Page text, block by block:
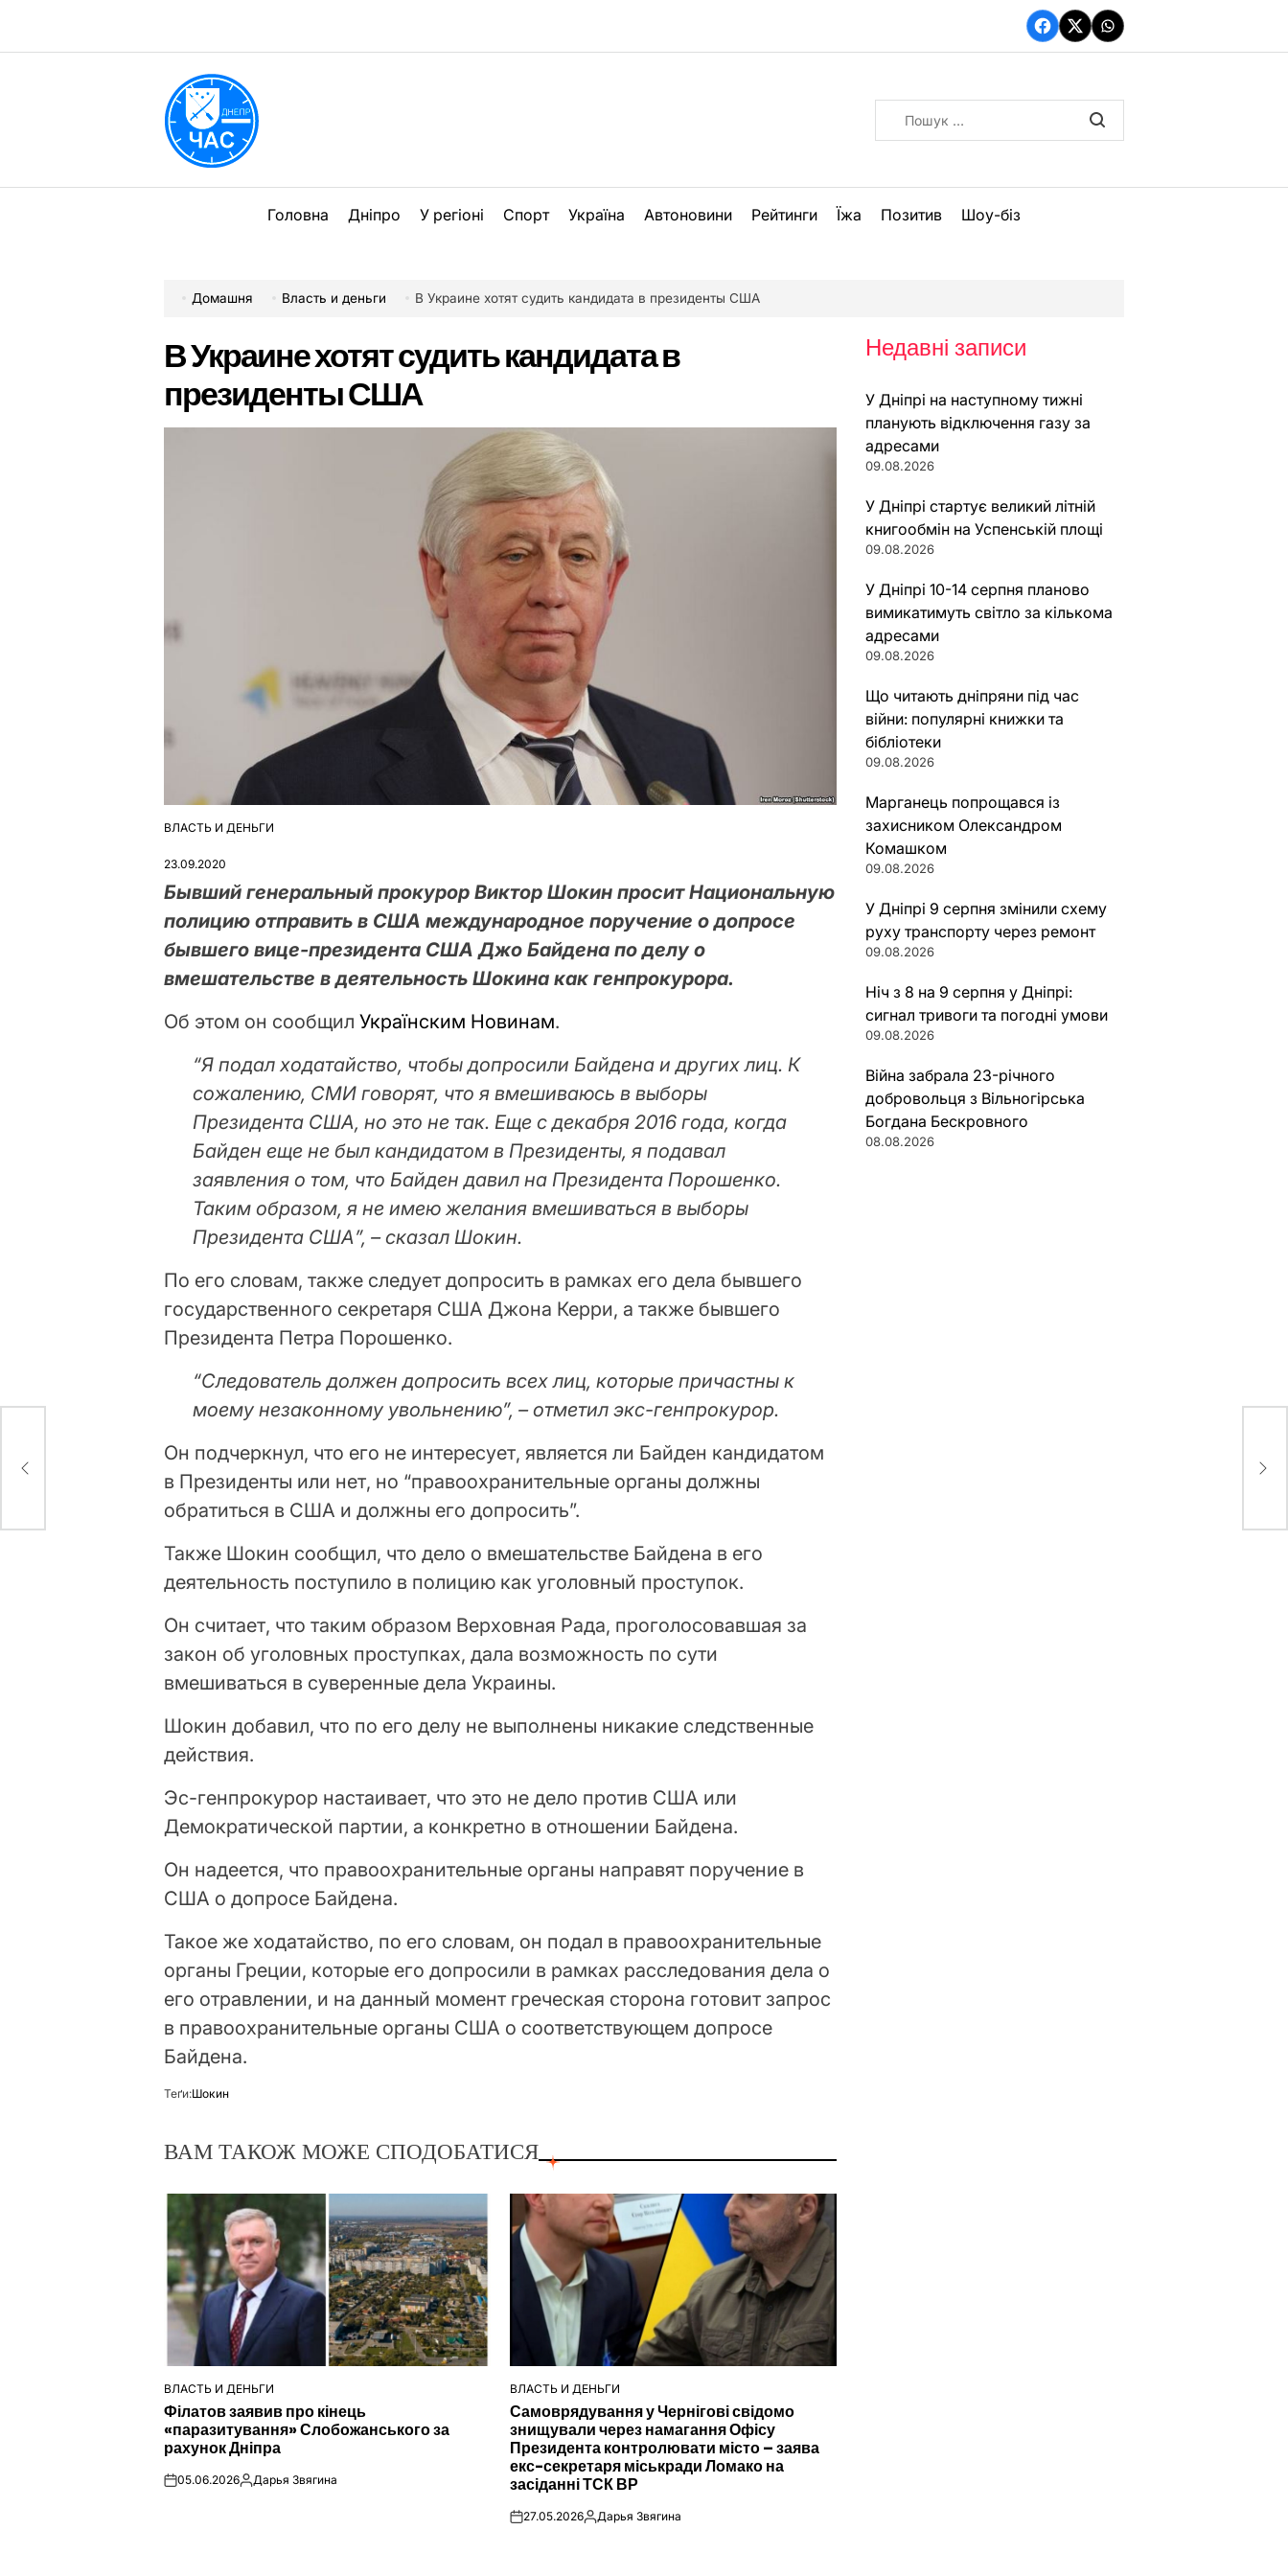
вмісту
Facebook
TwitterWhatsApp
Головна Дніпро У регіоні Спорт Україна Автоновини Рейтинги Їжа Позитив Шоу-біз
Домашня Власть и деньги В Украине хотят судить кандидата в президенты США
В Украине хотят судить кандидата в
президенты США
ОПУБЛІКУВАТИ
ВЛАСТЬ И ДЕНЬГИ
23.09.2020
Бывший генеральный прокурор Виктор Шокин просит Национальную
полицию отправить в США международное поручение о допросе
бывшего вице-президента США Джо Байдена по делу о
вмешательстве в деятельность Шокина как генпрокурора.
Об этом он сообщилУкраїнским Новинам.
“Я подал ходатайство, чтобы допросили Байдена и других лиц. К
сожалению, СМИ говорят, что я вмешиваюсь в выборы
Президента США, но это не так. Еще с декабря 2016 года, когда
Байден еще не был кандидатом в Президенты, я подавал
заявления о том, что Байден давил на Президента Порошенко.
Таким образом, я не имею желания вмешиваться в выборы
Президента США”, – сказал Шокин.
По его словам, также следует допросить в рамках его дела бывшего
государственного секретаря США Джона Керри, а также бывшего
Президента Петра Порошенко.
“Следователь должен допросить всех лиц, которые причастны к
моему незаконному увольнению”, – отметил экс-генпрокурор.
Он подчеркнул, что его не интересует, является ли Байден кандидатом
в Президенты или нет, но “правоохранительные органы должны
обратиться в США и должны его допросить”.
Также Шокин сообщил, что дело о вмешательстве Байдена в его
деятельность поступило в полицию как уголовный проступок.
Он считает, что таким образом Верховная Рада, проголосовавшая за
закон об уголовных проступках, дала возможность по сути
вмешиваться в суверенные дела Украины.
Шокин добавил, что по его делу не выполнены никакие следственные
действия.
Эс-генпрокурор настаивает, что это не дело против США или
Демократической партии, а конкретно в отношении Байдена.
Он надеется, что правоохранительные органы направят поручение в
США о допросе Байдена.
Такое же ходатайство, по его словам, он подал в правоохранительные
органы Греции, которые его допросили в рамках расследования дела о
его отравлении, и на данный момент греческая сторона готовит запрос
в правоохранительные органы США о соответствующем допросе
Байдена.
Теґи:Шокин
ВАМ ТАКОЖ МОЖЕ СПОДОБАТИСЯ
ОПУБЛІКУВАТИ
У
ВЛАСТЬ И ДЕНЬГИ
Філатов заявив про кінець
«паразитування» Слобожанського за
рахунок Дніпра
on05.06.2026Опубліковано
Дарья Звягина
ОПУБЛІКУВАТИ
У
ВЛАСТЬ И ДЕНЬГИ
Самоврядування у Чернігові свідомо
знищували через намагання Офісу
Президента контролювати місто – заява
екс-секретаря міськради Ломако на
засіданні ТСК ВР
on27.05.2026Опубліковано
Дарья Звягина
Недавні записи
У Дніпрі на наступному тижні
планують відключення газу за
адресами
09.08.2026
У Дніпрі стартує великий літній
книгообмін на Успенській площі
09.08.2026
У Дніпрі 10-14 серпня планово
вимикатимуть світло за кількома
адресами
09.08.2026
Що читають дніпряни під час
війни: популярні книжки та
бібліотеки
09.08.2026
Марганець попрощався із
захисником Олександром
Комашком
09.08.2026
У Дніпрі 9 серпня змінили схему
руху транспорту через ремонт
09.08.2026
Ніч з 8 на 9 серпня у Дніпрі:
сигнал тривоги та погодні умови
09.08.2026
Війна забрала 23-річного
добровольця з Вільногірська
Богдана Бескровного
08.08.2026